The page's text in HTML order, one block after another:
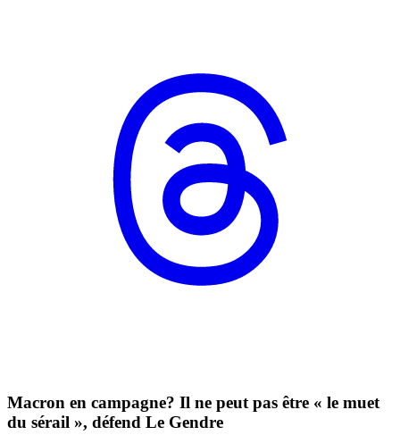
Macron en campagne? Il ne peut pas être « le muet
du sérail », défend Le Gendre